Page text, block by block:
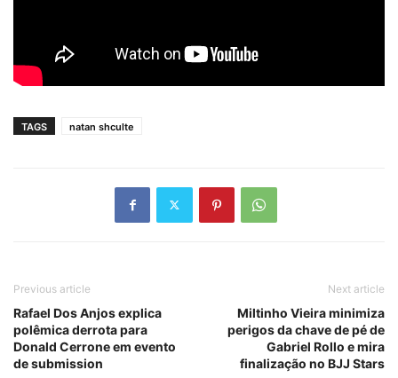
TAGS natan shculte
Previous article
Rafael Dos Anjos explica
polêmica derrota para
Donald Cerrone em evento
de submission
Next article
Miltinho Vieira minimiza
perigos da chave de pé de
Gabriel Rollo e mira
finalização no BJJ Stars